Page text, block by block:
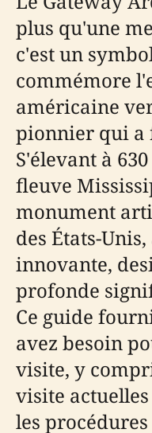
plus qu'une
c'est un
commémore
américaine
pionnier qui a
S'élevant à
fleuve
monument
des États-
innovante,
profonde
Ce guide
avez besoin
visite, y
visite
les